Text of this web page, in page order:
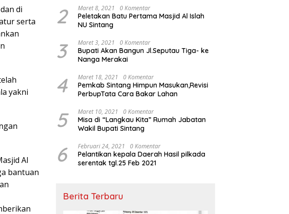
di
serta
yakni
Al
bantuan
2 Maret 8, 2021 0 Komentar
Peletakan Batu Pertama Masjid Al Islah
NU Sintang
3 Maret 3, 2021 0 Komentar
Bupati Akan Bangun Jl.Seputau Tiga- ke
Nanga Merakai
4 Maret 18, 2021 0 Komentar
Pemkab Sintang Himpun Masukan,Revisi
PerbupTata Cara Bakar Lahan
5 Maret 10, 2021 0 Komentar
Misa di “Langkau Kita” Rumah Jabatan
Wakil Bupati Sintang
6 Februari 24, 2021 0 Komentar
Pelantikan kepala Daerah Hasil pilkada
serentak tgl.25 Feb 2021
Berita Terbaru